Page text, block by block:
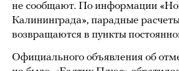
не сообщают. По информации
Калининграда», парадные
возвращаются в пункты
Официального объявления об